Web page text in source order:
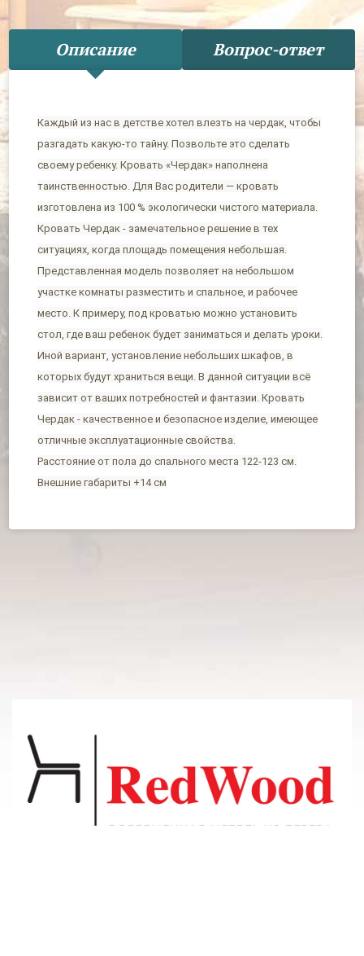
Описание Вопрос-ответ
Каждый из нас в детстве хотел влезть на чердак, чтобы
разгадать какую-то тайну. Позвольте это сделать
своему ребенку. Кровать «Чердак» наполнена
таинственностью. Для Вас родители — кровать
изготовлена из 100 % экологически чистого материала.
Кровать Чердак - замечательное решение в тех
ситуациях, когда площадь помещения небольшая.
Представленная модель позволяет на небольшом
участке комнаты разместить и спальное, и рабочее
место. К примеру, под кроватью можно установить
стол, где ваш ребенок будет заниматься и делать уроки.
Иной вариант, установление небольших шкафов, в
которых будут храниться вещи. В данной ситуации всё
зависит от ваших потребностей и фантазии. Кровать
Чердак - качественное и безопасное изделие, имеющее
отличные эксплуатационные свойства.
Расстояние от пола до спального места 122-123 см.
Внешние габариты +14 см